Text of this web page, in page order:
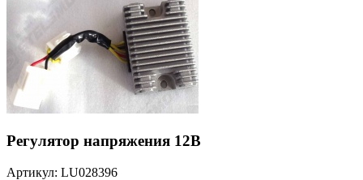
Регулятор напряжения 12В
Артикул: LU028396